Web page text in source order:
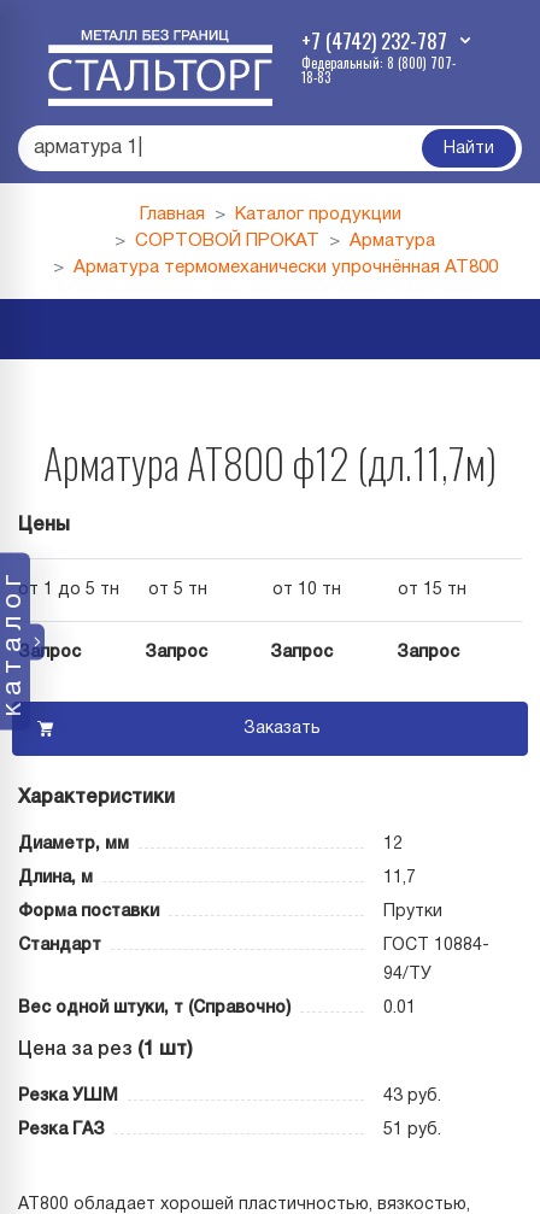
+7 (4742) 232-787
Федеральный: 8 (800) 707-
18-83
армат| Найти
каталог
Главная
Каталог продукции
СОРТОВОЙ ПРОКАТ
Арматура
Арматура термомеханически упрочнённая АТ800
Арматура АТ800 ф12 (дл.11,7м)
Цены
от 1 до 5 тн от 5 тн от 10 тн от 15 тн
Запрос Запрос Запрос Запрос
Заказать
Характеристики
Диаметр, мм 12
Длина, м 11,7
Форма поставки Прутки
Стандарт
ГОСТ 10884-
94/ТУ
Вес одной штуки, т (Справочно) 0.01
Цена за рез (1 шт)
Резка УШМ 43 руб.
Резка ГАЗ 51 руб.
АТ800 обладает хорошей пластичностью, вязкостью,